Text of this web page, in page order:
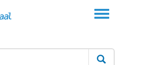
Toggle